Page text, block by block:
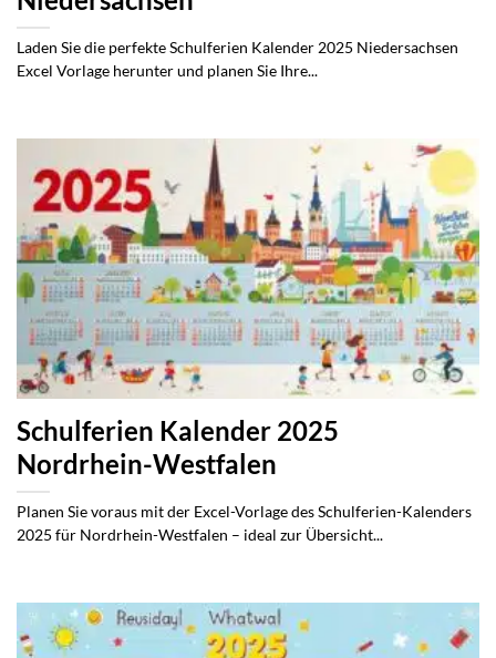
Laden Sie die perfekte Schulferien Kalender 2025 Niedersachsen
Excel Vorlage herunter und planen Sie Ihre...
Schulferien Kalender 2025
Nordrhein-Westfalen
Planen Sie voraus mit der Excel-Vorlage des Schulferien-Kalenders
2025 für Nordrhein-Westfalen – ideal zur Übersicht...